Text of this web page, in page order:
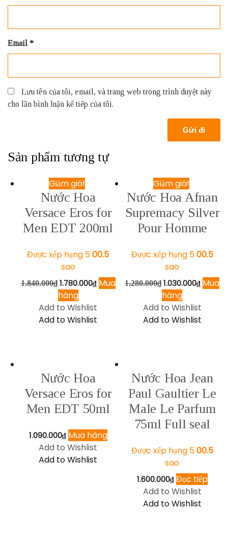
Email *
Lưu tên của tôi, email, và trang web trong trình duyệt này
cho lần bình luận kế tiếp của tôi.
Sản phẩm tương tự
Giảm giá!
Nước Hoa
Versace Eros for
Men EDT 200ml
Được xếp hạng 5.00
5
sao
1.840.000₫ 1.780.000₫ Mua
hàng
Add to Wishlist
Add to Wishlist
Giảm giá!
Nước Hoa Afnan
Supremacy Silver
Pour Homme
Được xếp hạng 5.00
5
sao
1.280.000₫ 1.030.000₫ Mua
hàng
Add to Wishlist
Add to Wishlist
Nước Hoa
Versace Eros for
Men EDT 50ml
1.090.000₫ Mua hàng
Add to Wishlist
Add to Wishlist
Nước Hoa Jean
Paul Gaultier Le
Male Le Parfum
75ml Full seal
Được xếp hạng 5.00
5
sao
1.600.000₫Đọc tiếp
Add to Wishlist
Add to Wishlist